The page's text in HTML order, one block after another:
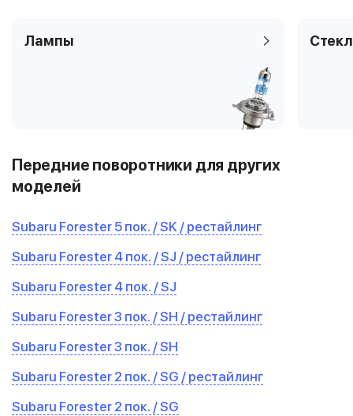
Лампы
Передние поворотники для других
моделей
Subaru Forester 5 пок. / SK / рестайлинг
Subaru Forester 4 пок. / SJ / рестайлинг
Subaru Forester 4 пок. / SJ
Subaru Forester 3 пок. / SH / рестайлинг
Subaru Forester 3 пок. / SH
Subaru Forester 2 пок. / SG / рестайлинг
Subaru Forester 2 пок. / SG